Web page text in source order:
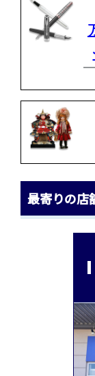
最寄りの店